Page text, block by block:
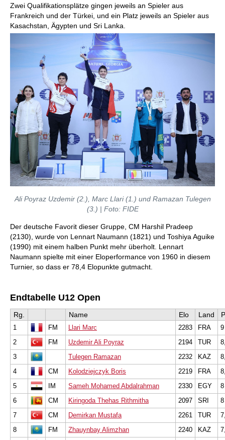
Zwei Qualifikationsplätze gingen jeweils an Spieler aus
Frankreich und der Türkei, und ein Platz jeweils an Spieler aus
Kasachstan, Ägypten und Sri Lanka.
Ali Poyraz Uzdemir (2.), Marc Llari (1.) und Ramazan Tulegen
(3.) | Foto: FIDE
Der deutsche Favorit dieser Gruppe, CM Harshil Pradeep
(2130), wurde von Lennart Naumann (1821) und Toshiya Aguike
(1990) mit einem halben Punkt mehr überholt. Lennart
Naumann spielte mit einer Eloperformance von 1960 in diesem
Turnier, so dass er 78,4 Elopunkte gutmacht.
Endtabelle U12 Open
Rg. Name Elo Land
1 FM Llari Marc 2283 FRA
9
2
FM Uzdemir Ali Poyraz 2194 TUR
3
Tulegen Ramazan 2232 KAZ
4
CM Kolodziejczyk Boris 2219 FRA
5
IM Sameh Mohamed Abdalrahman 2330 EGY
8
6
CM Kiringoda Thehas Rithmitha 2097 SRI
8
7
CM Demirkan Mustafa 2261 TUR
8
FM Zhauynbay Alimzhan 2240 KAZ